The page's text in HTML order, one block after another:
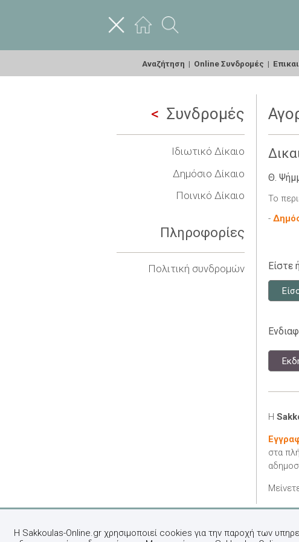
Αναζήτηση | Online Συνδρομές |
Συνδρομές
Ιδιωτικό Δίκαιο
Δημόσιο Δίκαιο
Ποινικό Δίκαιο
Πληροφορίες
Πολιτική συνδρομών
Θ.
Το
-
Είστε
Η
στα
Η Sakkoulas-Online.gr χρησιμοποιεί cookies για την παροχή των